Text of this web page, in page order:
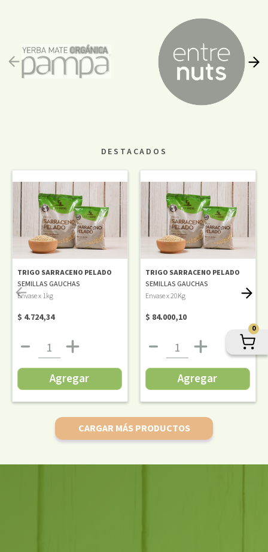
DESTACADOS
TRIGO SARRACENO PELADO
SEMILLAS GAUCHAS
Envase x 1kg
$ 4.724,34
Agregar
TRIGO SARRACENO PELADO
SEMILLAS GAUCHAS
Envase x 20Kg
$ 84.000,10
Agregar
CARGAR MÁS PRODUCTOS
0